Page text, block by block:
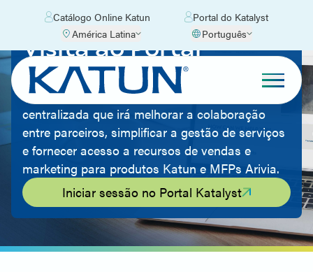
Catálogo Online Katun
Portal do Katalyst
América Latina
Português
Visita ao Portal
Katalyst
O portal é uma plataforma abrangente e
centralizada que irá melhorar a colaboração
entre parceiros, simplificar a gestão de serviços
e fornecer acesso a recursos de vendas e
marketing para produtos Katun e MFPs Arivia.
Iniciar sessão no Portal Katalyst